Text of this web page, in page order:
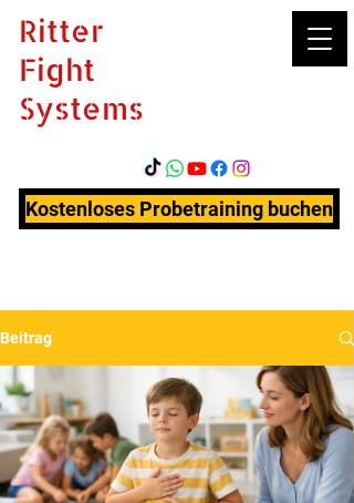
Ritter
Fight
Systems
Kostenloses Probetraining buchen
Beitrag